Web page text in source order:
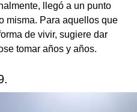
llegó a un punto
misma. Para aquellos que
de vivir, sugiere dar
tomar años y años.